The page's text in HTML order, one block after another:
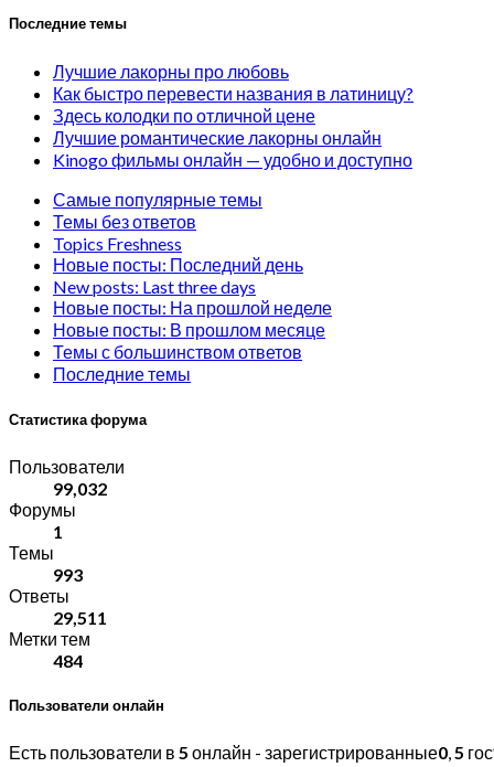
Последние темы
Лучшие лакорны про любовь
Как быстро перевести названия в латиницу?
Здесь колодки по отличной цене
Лучшие романтические лакорны онлайн
Kinogo фильмы онлайн — удобно и доступно
Самые популярные темы
Темы без ответов
Topics Freshness
Новые посты: Последний день
New posts: Last three days
Новые посты: На прошлой неделе
Новые посты: В прошлом месяце
Темы с большинством ответов
Последние темы
Статистика форума
Пользователи
99,032
Форумы
1
Темы
993
Ответы
29,511
Метки тем
484
Пользователи онлайн
Есть пользователи в 5 онлайн - зарегистрированные0,5